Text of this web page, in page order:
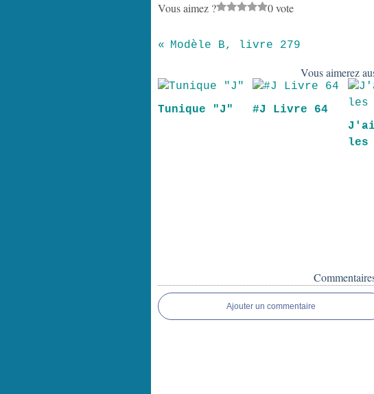
Vous aimez ? 0 vote
Modèle B, livre 279
Vous aimerez
Tunique "J"
#J Livre 64
les
Ajouter un commentaire